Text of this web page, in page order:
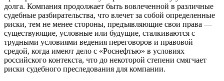
долга. Компания продолжает быть вовлеченной в различные
судебные разбирательства, что влечет за собой определенные
риски, тем не менее стороны, предъявляющие свои права —
существующие, условные или будущие, сталкиваются с
трудными условиями ведения переговоров и правовой
средой, когда имеют дело с «Роснефтью» в условиях
российского контекста, что до некоторой степени смягчает
риски судебного преследования для компании.